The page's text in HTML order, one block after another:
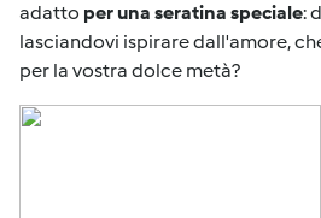
adatto per una seratina speciale:
lasciandovi ispirare dall'amore,
per la vostra dolce metà?